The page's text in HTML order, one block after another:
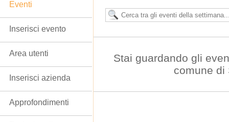
Stai guardando gli
comune di
Eventi
Inserisci evento
Area utenti
Inserisci azienda
Approfondimenti